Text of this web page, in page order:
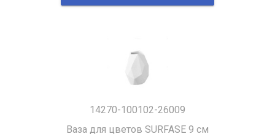
14270-100102-26009
Ваза для цветов SURFASE 9 см